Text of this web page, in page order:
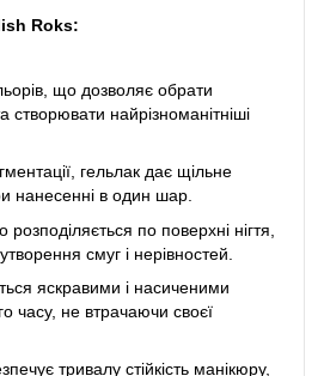
Roks:
що дозволяє обрати
створювати найрізноманітніші
гельлак дає щільне
нанесенні в один шар.
розподіляється по поверхні нігтя,
смуг і нерівностей.
яскравими і насиченими
часу, не втрачаючи своєї
тривалу стійкість манікюру,